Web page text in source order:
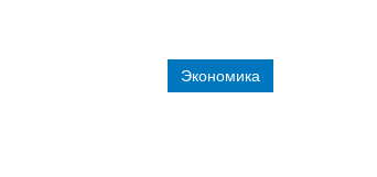
Экономика